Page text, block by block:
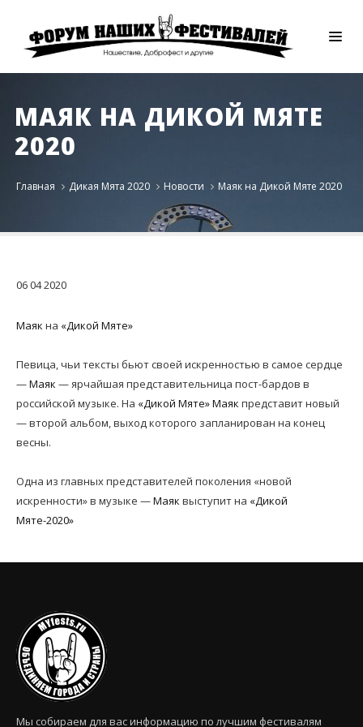
МАЯК НА ДИКОЙ МЯТЕ
2020
Главная Дикая Мята 2020 Новости Маяк на Дикой Мяте 2020
06042020
Маяк на «Дикой Мяте»
Певица, чьи тексты бьют своей искренностью в самое сердце
—Маяк — ярчайшая представительница пост-бардов в
российской музыке. На «Дикой Мяте»Маяк представит новый
— второй альбом, выход которого запланирован на конец
весны.
Одна из главных представителей поколения «новой
искренности» в музыке —Маяк выступит на «Дикой
Мяте-2020»
Мы собираем для вас информацию по лучшим фестивалям